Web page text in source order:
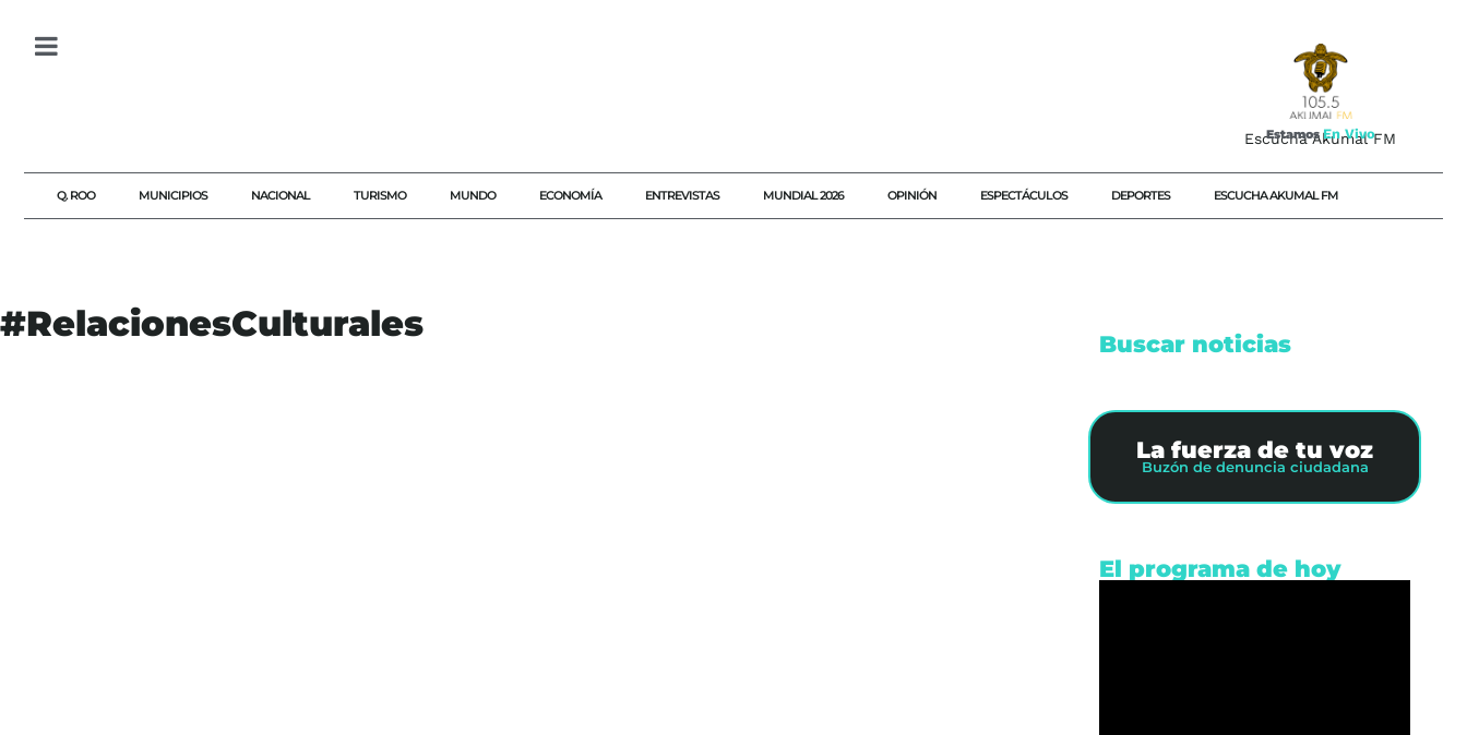
Escucha Akumal FM
Estamos En Vivo
Q. ROO MUNICIPIOS NACIONAL TURISMO MUNDO ECONOMÍA ENTREVISTAS MUNDIAL 2026 OPINIÓN ESPECTÁCULOS DEPORTES ESCUCHA AKUMAL FM
#RelacionesCulturales Buscar noticias
La fuerza de tu voz
Buzón de denuncia ciudadana
El programa de hoy